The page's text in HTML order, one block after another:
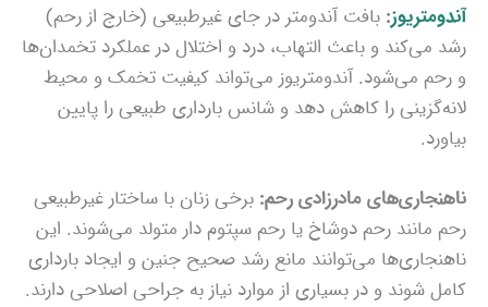
آندومتریوز: بافت آندومتر در جای غیرطبیعی (خارج از رحم)
رشد می‌کند و باعث التهاب، درد و اختلال در عملکرد تخمدان‌ها
و رحم می‌شود. آندومتریوز می‌تواند کیفیت تخمک و محیط
لانه‌گزینی را کاهش دهد و شانس بارداری طبیعی را پایین
بیاورد.
ناهنجاری‌های مادرزادی رحم: برخی زنان با ساختار غیرطبیعی
رحم مانند رحم دوشاخ یا رحم سپتوم دار متولد می‌شوند. این
ناهنجاری‌ها می‌توانند مانع رشد صحیح جنین و ایجاد بارداری
کامل شوند و در بسیاری از موارد نیاز به جراحی اصلاحی دارند.